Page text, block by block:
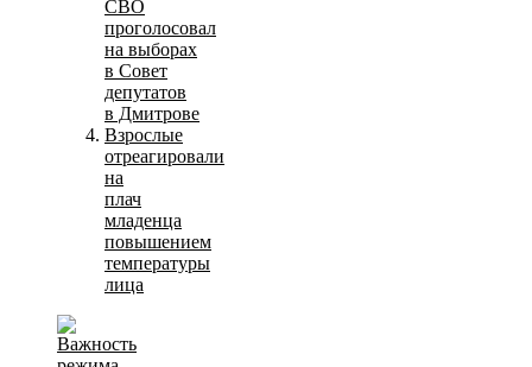
СВО
проголосовал
на выборах
в Совет
депутатов
в Дмитрове
Взрослые
отреагировали
на
плач
младенца
повышением
температуры
лица